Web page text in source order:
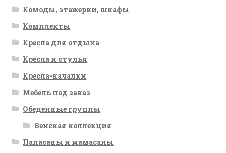
Комоды, этажерки, шкафы
Комплекты
Кресла для отдыха
Кресла и стулья
Кресла-качалки
Мебель под заказ
Обеденные группы
Венская коллекция
Папасаны и мамасаны